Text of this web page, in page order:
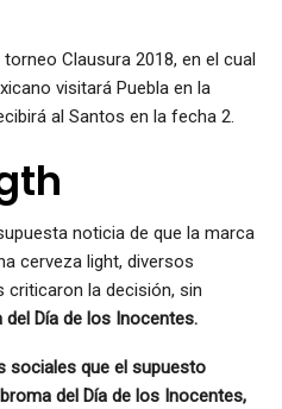
Clausura 2018, en el cual
visitará Puebla en la
al Santos en la fecha 2.
noticia de que la marca
cerveza light, diversos
criticaron la decisión, sin
Día de los Inocentes.
sociales que el supuesto
del Día de los Inocentes,